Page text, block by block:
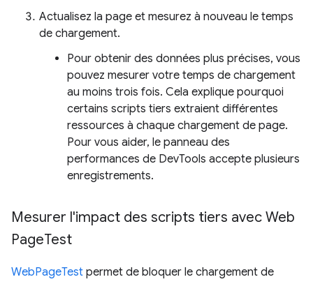
Actualisez la page et mesurez à nouveau le temps
de chargement.
Pour obtenir des données plus précises, vous
pouvez mesurer votre temps de chargement
au moins trois fois. Cela explique pourquoi
certains scripts tiers extraient différentes
ressources à chaque chargement de page.
Pour vous aider, le panneau des
performances de DevTools accepte plusieurs
enregistrements.
Mesurer l'impact des scripts tiers avec Web
PageTest
WebPageTest permet de bloquer le chargement de